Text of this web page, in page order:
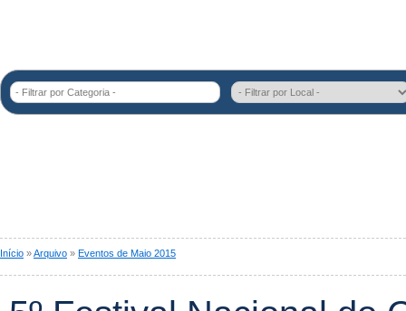
- Filtrar por Categoria -
Início »Arquivo » Eventos de Maio 2015